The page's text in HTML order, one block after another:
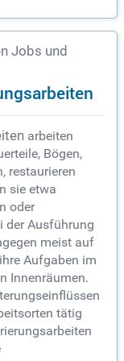
Jobs und
arbeiten
Bögen,
restaurieren
sie etwa
oder
der Ausführung
meist auf
Aufgaben im
Innenräumen.
tätig